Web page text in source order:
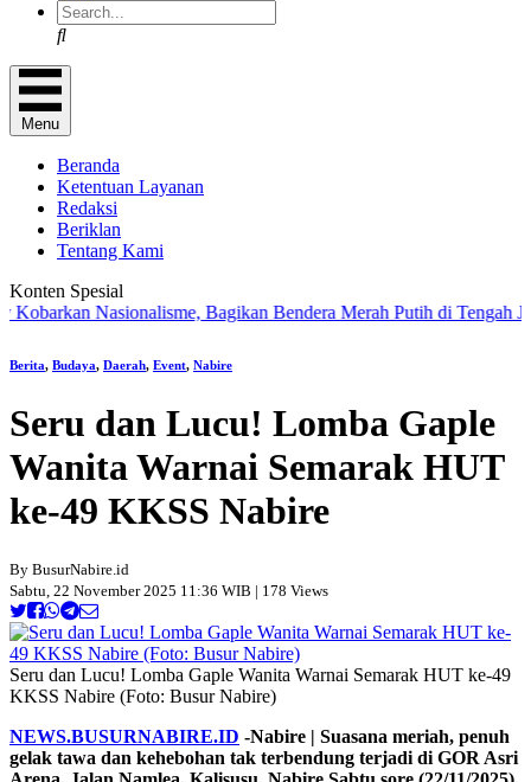
Search
Menu
Beranda
Ketentuan Layanan
Redaksi
Beriklan
Tentang Kami
Konten Spesial
Nasionalisme, Bagikan Bendera Merah Putih di Tengah Jalan
Berita, Budaya, Daerah, Event, Nabire
Seru dan Lucu! Lomba Gaple
Wanita Warnai Semarak HUT
ke-49 KKSS Nabire
By BusurNabire.id
Sabtu, 22 November 2025 11:36 WIB | 178 Views
Seru dan Lucu! Lomba Gaple Wanita Warnai Semarak HUT ke-49
KKSS Nabire (Foto: Busur Nabire)
NEWS.BUSURNABIRE.ID -Nabire | Suasana meriah, penuh
gelak tawa dan kehebohan tak terbendung terjadi di GOR Asri